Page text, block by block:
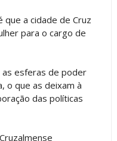
a cidade de Cruz
para o cargo de
as esferas de poder
o que as deixam à
das políticas